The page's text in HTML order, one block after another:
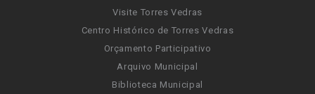
Visite Torres Vedras
Centro Histórico de Torres Vedras
Orçamento Participativo
Arquivo Municipal
Biblioteca Municipal